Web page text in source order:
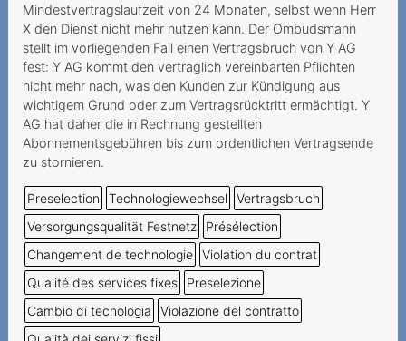
Mindestvertragslaufzeit von 24 Monaten, selbst wenn Herr
X den Dienst nicht mehr nutzen kann. Der Ombudsmann
stellt im vorliegenden Fall einen Vertragsbruch von Y AG
fest: Y AG kommt den vertraglich vereinbarten Pflichten
nicht mehr nach, was den Kunden zur Kündigung aus
wichtigem Grund oder zum Vertragsrücktritt ermächtigt. Y
AG hat daher die in Rechnung gestellten
Abonnementsgebühren bis zum ordentlichen Vertragsende
zu stornieren.
Preselection Technologiewechsel
Vertragsbruch
Versorgungsqualität Festnetz
Présélection
Changement de technologie Violation du contrat
Qualité des services fixes
Preselezione
Cambio di tecnologia
Violazione del contratto
Résiliation par le prestataire
d'un numéro Prepaid
inutilisé
Fragliche Deaktivierung
einer Prepaid-Nummer
Prestataire inatteignable
Wegzug ins Ausland als
wichtiger Grund
Vertragskündigung infolge
Zahlungsverzugs
Incertezze al momento
della stipula del contratto